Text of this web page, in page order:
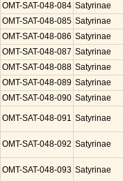
OMT-SAT-048-084 Satyrinae
OMT-SAT-048-085 Satyrinae
OMT-SAT-048-086 Satyrinae
OMT-SAT-048-087 Satyrinae
OMT-SAT-048-088 Satyrinae
OMT-SAT-048-089 Satyrinae
OMT-SAT-048-090 Satyrinae
OMT-SAT-048-091 Satyrinae
OMT-SAT-048-092 Satyrinae
OMT-SAT-048-093 Satyrinae